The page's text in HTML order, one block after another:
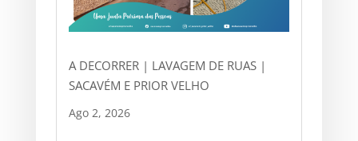
A DECORRER | LAVAGEM DE RUAS |
SACAVÉM E PRIOR VELHO
Ago 2, 2026